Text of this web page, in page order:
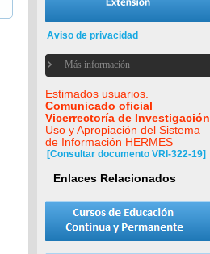
Aviso de privacidad
Más información
Estimados usuarios.
Comunicado oficial
Vicerrectoría de Investigación
Uso y Apropiación del Sistema
de Información HERMES
[Consultar documento VRI-322-19]
Enlaces Relacionados